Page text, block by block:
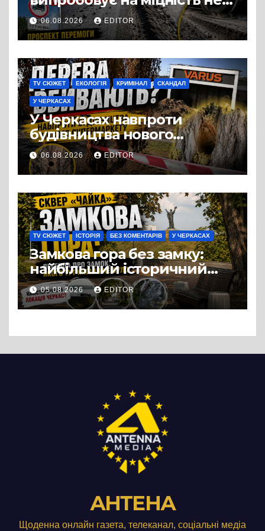
лише людей, а й дороги
Черкас
06.08.2026 EDITOR
TV СЮЖЕТ ЕКОЛОГІЯ КРИМІНАЛ СКАНДАЛ
У ЧЕРКАСАХ
У Черкасах навпроти
будівництва нового
супермаркету VARUS на
проспекті Перемоги всохли
дерева. І це навряд чи
можна назвати
випадковістю
06.08.2026 EDITOR
TV СЮЖЕТ ІСТОРІЯ БЕЗ КОМЕНТАРІВ У ЧЕРКАСАХ
Замкова гора без замку:
найбільший історичний
міф Черкас
05.08.2026 EDITOR
АНТЕНА
Щоденна онлайн газета, телеканал, соціальні медіа